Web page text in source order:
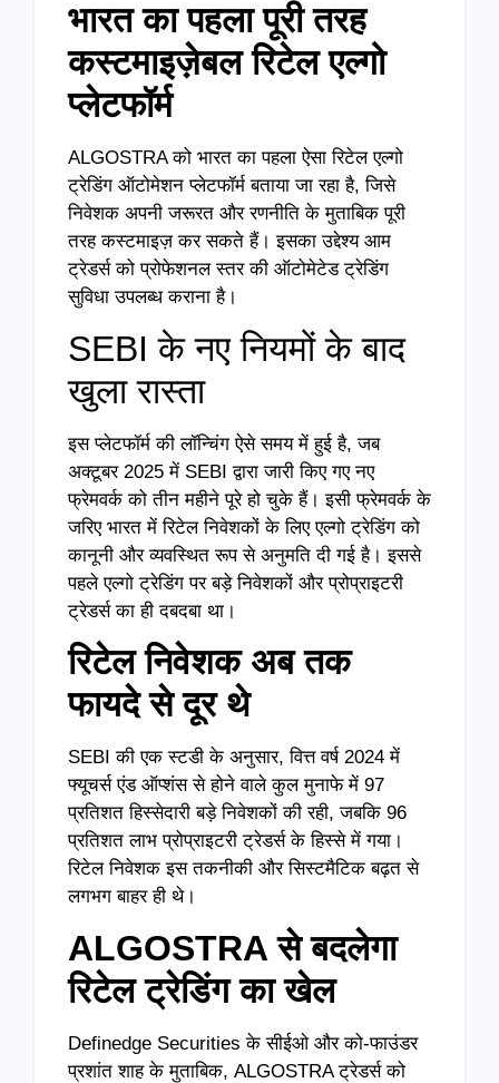
भारत का पहला पूरी तरह
कस्टमाइज़ेबल रिटेल एल्गो
प्लेटफॉर्म
ALGOSTRA को भारत का पहला ऐसा रिटेल एल्गो
ट्रेडिंग ऑटोमेशन प्लेटफॉर्म बताया जा रहा है, जिसे
निवेशक अपनी जरूरत और रणनीति के मुताबिक पूरी
तरह कस्टमाइज़ कर सकते हैं। इसका उद्देश्य आम
ट्रेडर्स को प्रोफेशनल स्तर की ऑटोमेटेड ट्रेडिंग
सुविधा उपलब्ध कराना है।
SEBI के नए नियमों के बाद
खुला रास्ता
इस प्लेटफॉर्म की लॉन्चिंग ऐसे समय में हुई है, जब
अक्टूबर 2025 में SEBI द्वारा जारी किए गए नए
फ्रेमवर्क को तीन महीने पूरे हो चुके हैं। इसी फ्रेमवर्क के
जरिए भारत में रिटेल निवेशकों के लिए एल्गो ट्रेडिंग को
कानूनी और व्यवस्थित रूप से अनुमति दी गई है। इससे
पहले एल्गो ट्रेडिंग पर बड़े निवेशकों और प्रोप्राइटरी
ट्रेडर्स का ही दबदबा था।
रिटेल निवेशक अब तक
फायदे से दूर थे
SEBI की एक स्टडी के अनुसार, वित्त वर्ष 2024 में
फ्यूचर्स एंड ऑप्शंस से होने वाले कुल मुनाफे में 97
प्रतिशत हिस्सेदारी बड़े निवेशकों की रही, जबकि 96
प्रतिशत लाभ प्रोप्राइटरी ट्रेडर्स के हिस्से में गया।
रिटेल निवेशक इस तकनीकी और सिस्टमैटिक बढ़त से
लगभग बाहर ही थे।
ALGOSTRAसे बदलेगा
रिटेल ट्रेडिंग का खेल
Definedge Securities के सीईओ और को-फाउंडर
प्रशांत शाह के मुताबिक, ALGOSTRA ट्रेडर्स को